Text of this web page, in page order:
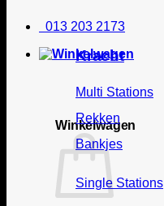
013 203 2173
Winkelwagen
Kracht
Multi Stations
Rekken
Bankjes
Single Stations